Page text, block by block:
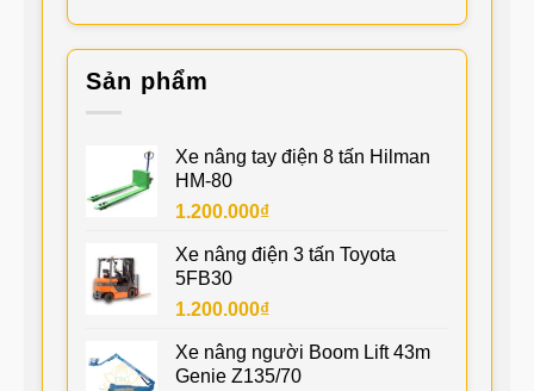
Sản phẩm
Xe nâng tay điện 8 tấn Hilman
HM-80
1.200.000₫
Xe nâng điện 3 tấn Toyota
5FB30
1.200.000₫
Xe nâng người Boom Lift 43m
Genie Z135/70